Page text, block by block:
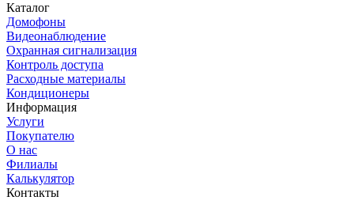
Каталог
Домофоны
Видеонаблюдение
Охранная сигнализация
Контроль доступа
Расходные материалы
Кондиционеры
Информация
Услуги
Покупателю
О нас
Филиалы
Калькулятор
Контакты